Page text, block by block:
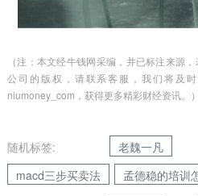
（注：本文经牛钱网采编，并已标注来源
公司的版权，请联系客服，我们将及
niumoney_com，获得更多精彩财经资讯。）
随机标签: 老魏一凡
macd三步买卖法
孟德稳的培训